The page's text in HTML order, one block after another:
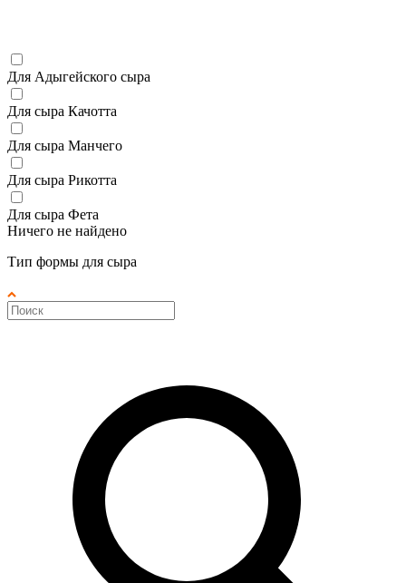
Для Адыгейского сыра
Для сыра Качотта
Для сыра Манчего
Для сыра Рикотта
Для сыра Фета
Ничего не найдено
Тип формы для сыра